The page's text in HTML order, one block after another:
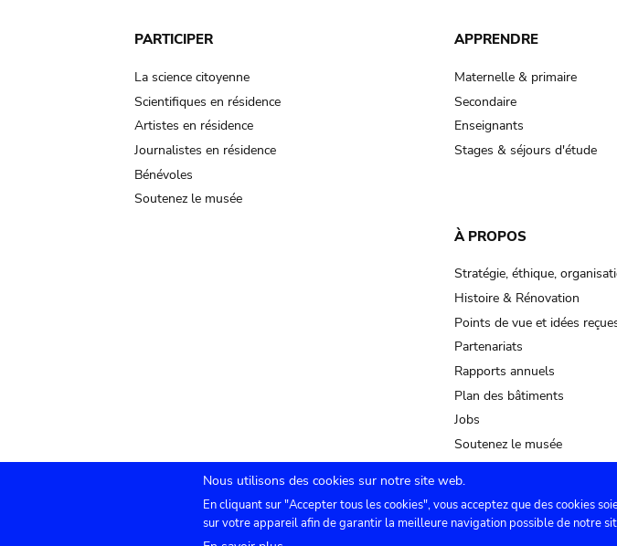
PARTICIPER
La science citoyenne
Scientifiques en résidence
Artistes en résidence
Journalistes en résidence
Bénévoles
Soutenez le musée
APPRENDRE
Maternelle & primaire
Secondaire
Enseignants
Stages & séjours d'étude
À PROPOS
Stratégie, éthique,
Histoire & Rénovation
Points de vue et idées
Partenariats
Rapports annuels
Plan des bâtiments
Jobs
Soutenez le musée
Submenu
Agenda Presse Location de salles Contact
Nous utilisons des cookies sur notre site web.
En cliquant sur "Accepter tous les cookies", vous acceptez que des cookies
sur votre appareil afin de garantir la meilleure navigation possible de notre